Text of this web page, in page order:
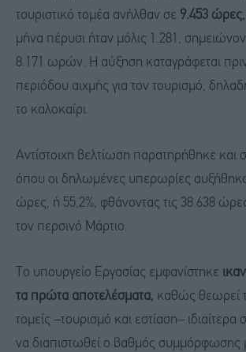
τουριστικό τομέα ανήλθαν σε 9.453 ώρες,
μήνα πέρυσι ήταν μόλις 1.281,
8.171 ωρών. Η αύξηση καταγράφεται
περιόδου αιχμής για τον τουρισμό,
το καλοκαίρι.
Αντίστοιχη βελτίωση παρατηρήθηκε και
όπου οι δηλωμένες υπερωρίες
ώρες, ή 55,2%, φθάνοντας τις 38.638
τον περσινό Μάρτιο.
Το υπουργείο Εργασίας εμφανίστηκε
τα πρώτα αποτελέσματα, καθώς θεωρεί
τομείς –τουρισμό και εστίαση– ιδιαίτερα
να διαπιστωθεί ο βαθμός συμμόρφωσης